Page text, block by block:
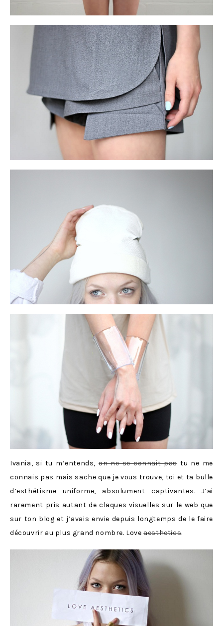
Ivania, si tu m’entends,on ne se connait pas tu ne me
connais pas mais sache que je vous trouve, toi et ta bulle
d’esthétisme uniforme, absolument captivantes. J’ai
rarement pris autant de claques visuelles sur le web que
sur ton blog et j’avais envie depuis longtemps de le faire
découvrir au plus grand nombre. Loveaesthetics.